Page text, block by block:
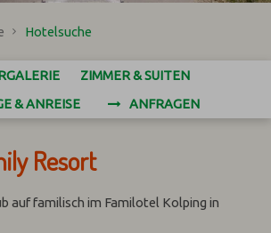
Hotelsuche
ZIMMER & SUITEN
& ANREISE ANFRAGEN
Resort
auf familisch im Familotel Kolping in